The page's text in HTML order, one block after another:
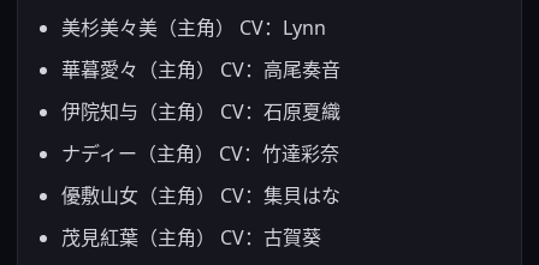
美杉美々美（主角） CV：Lynn
華暮愛々（主角） CV：高尾奏音
伊院知与（主角） CV：石原夏織
ナディー（主角） CV：竹達彩奈
優敷山女（主角） CV：集貝はな
茂見紅葉（主角） CV：古賀葵